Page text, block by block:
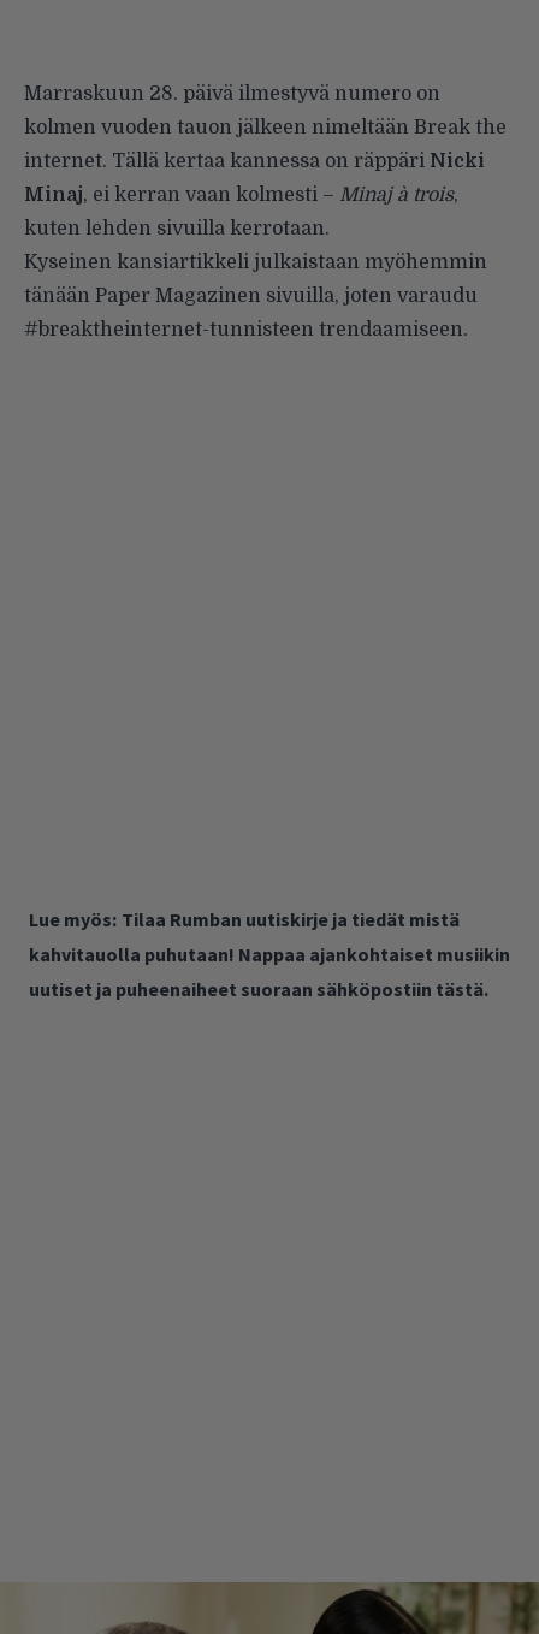
Marraskuun 28. päivä ilmestyvä numero on
kolmen vuoden tauon jälkeen nimeltään Break the
internet. Tällä kertaa kannessa on räppäri Nicki
Minaj, ei kerran vaan kolmesti – Minaj à trois,
kuten lehden sivuilla kerrotaan.
Kyseinen kansiartikkeli julkaistaan myöhemmin
tänään Paper Magazinen sivuilla, joten varaudu
#breaktheinternet-tunnisteen trendaamiseen.
Lue myös: Tilaa Rumban uutiskirje ja tiedät mistä
kahvitauolla puhutaan! Nappaa ajankohtaiset musiikin
uutiset ja puheenaiheet suoraan sähköpostiin tästä.